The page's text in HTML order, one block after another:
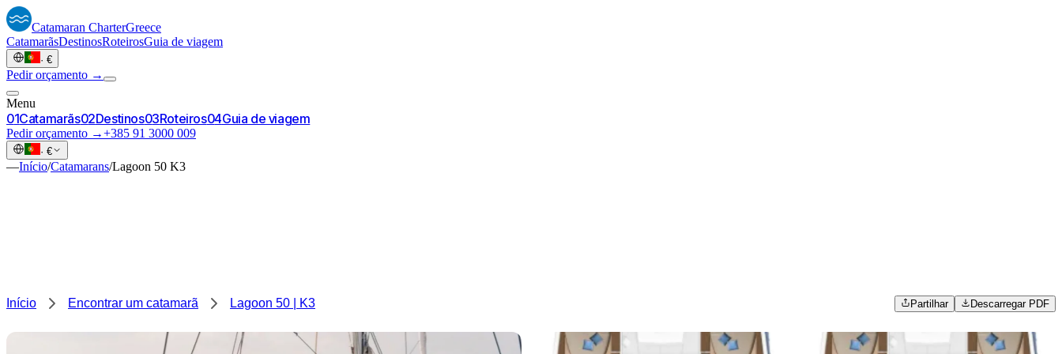
Catamaran CharterGreece
CatamarãsDestinosRoteirosGuia de viagem
· €
Pedir orçamento →
Menu
01Catamarãs02Destinos03Roteiros04Guia de viagem
Pedir orçamento →+385 91 3000 009
· €
—Início/Catamarans/Lagoon 50 K3
Início Encontrar um catamarã Lagoon 50 | K3 Partilhar Descarregar PDF